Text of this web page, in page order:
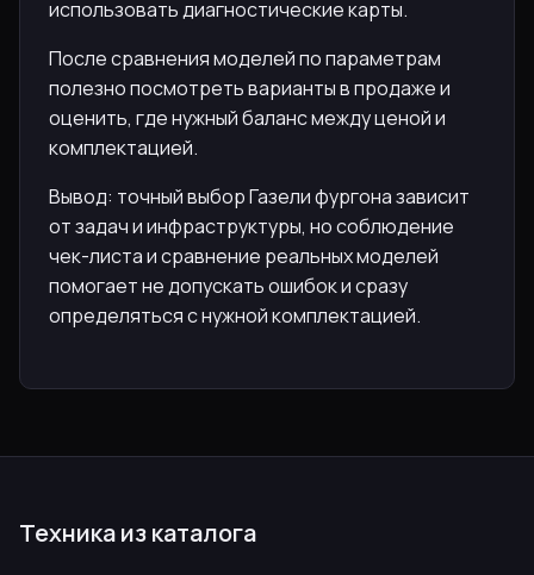
использовать диагностические карты.
После сравнения моделей по параметрам
полезно посмотреть варианты в продаже и
оценить, где нужный баланс между ценой и
комплектацией.
Вывод: точный выбор Газели фургона зависит
от задач и инфраструктуры, но соблюдение
чек-листа и сравнение реальных моделей
помогает не допускать ошибок и сразу
определяться с нужной комплектацией.
Техника из каталога